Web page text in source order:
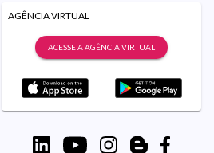
AGÊNCIA VIRTUAL
ACESSE A AGÊNCIA VIRTUAL